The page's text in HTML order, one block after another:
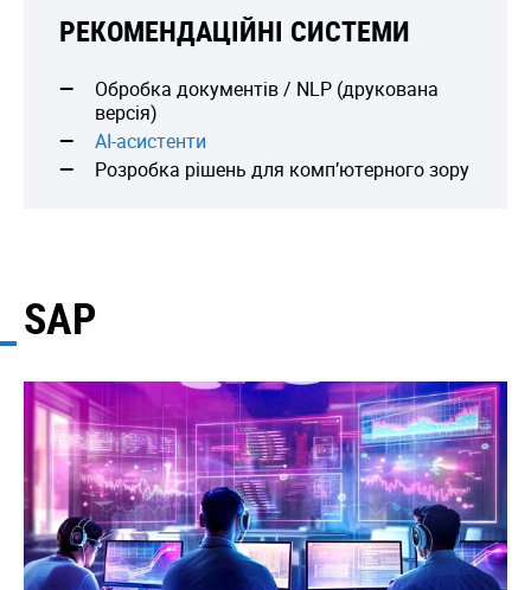
РЕКОМЕНДАЦІЙНІ СИСТЕМИ
Обробка документів / NLP (друкована
версія)
AI-асистенти
Розробка рішень для комп’ютерного зору
SAP